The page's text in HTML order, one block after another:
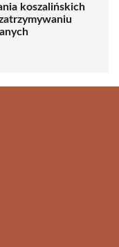
koszalińskich